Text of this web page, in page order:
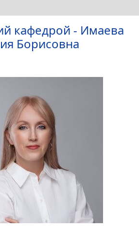
кафедрой - Имаева
Борисовна